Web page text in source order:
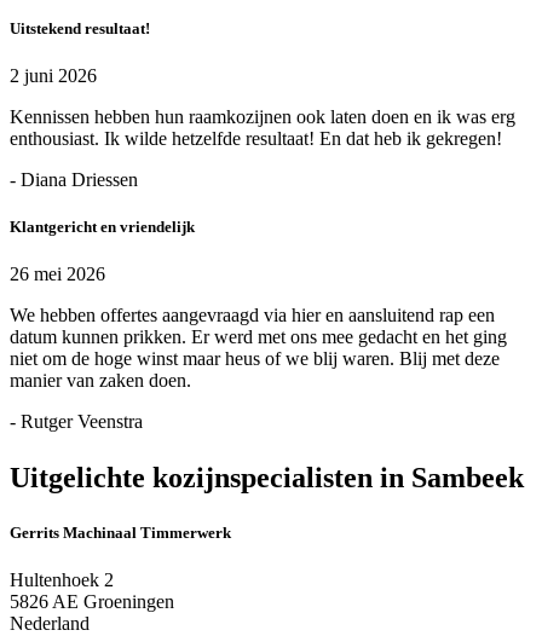
Uitstekend resultaat!
2 juni 2026
Kennissen hebben hun raamkozijnen ook laten doen en ik was erg
enthousiast. Ik wilde hetzelfde resultaat! En dat heb ik gekregen!
- Diana Driessen
Klantgericht en vriendelijk
26 mei 2026
We hebben offertes aangevraagd via hier en aansluitend rap een
datum kunnen prikken. Er werd met ons mee gedacht en het ging
niet om de hoge winst maar heus of we blij waren. Blij met deze
manier van zaken doen.
- Rutger Veenstra
Uitgelichte kozijnspecialisten in Sambeek
Gerrits Machinaal Timmerwerk
Hultenhoek 2
5826 AE Groeningen
Nederland